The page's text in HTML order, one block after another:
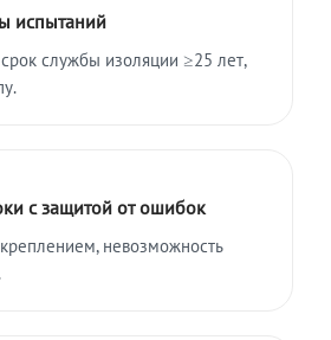
испытаний
службы изоляции ≥25 лет,
с защитой от ошибок
невозможность